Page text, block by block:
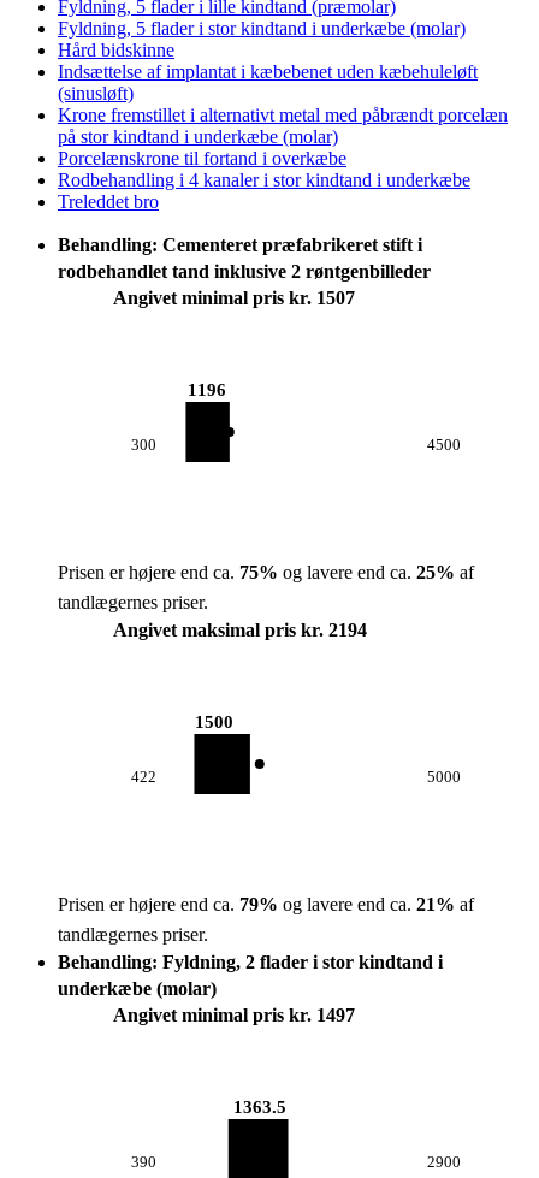
Fyldning, 5 flader i lille kindtand (præmolar)
Fyldning, 5 flader i stor kindtand i underkæbe (molar)
Hård bidskinne
Indsættelse af implantat i kæbebenet uden kæbehuleløft
(sinusløft)
Krone fremstillet i alternativt metal med påbrændt porcelæn
på stor kindtand i underkæbe (molar)
Porcelænskrone til fortand i overkæbe
Rodbehandling i 4 kanaler i stor kindtand i underkæbe
Treleddet bro
Behandling: Cementeret præfabrikeret stift i
rodbehandlet tand inklusive 2 røntgenbilleder
Angivet minimal pris kr. 1507
300
1196
4500
Prisen er højere end ca. 75% og lavere end ca. 25% af
tandlægernes priser.
Angivet maksimal pris kr. 2194
422
1500
5000
Prisen er højere end ca. 79% og lavere end ca. 21% af
tandlægernes priser.
Behandling: Fyldning, 2 flader i stor kindtand i
underkæbe (molar)
Angivet minimal pris kr. 1497
390
1363.5
2900